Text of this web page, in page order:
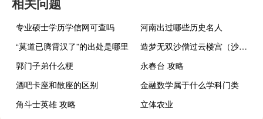
专业硕士学历学信网可查吗
河南出过哪些历史名人
“莫道已腾霄汉了”的出处是哪里
造梦无双沙僧过云楼宫（沙僧过彩虹楼）
郭门子弟什么梗
永春台 攻略
酒吧卡座和散座的区别
金融数学属于什么学科门类
角斗士英雄 攻略
立体农业